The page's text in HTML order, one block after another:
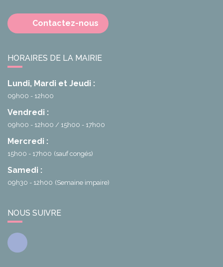
Contactez-nous
HORAIRES DE LA MAIRIE
Lundi, Mardi et Jeudi :
09h00 - 12h00
Vendredi :
09h00 - 12h00 15h00 - 17h00
Mercredi :
15h00 - 17h00 (sauf congés)
Samedi :
09h30 - 12h00 (Semaine impaire)
NOUS SUIVRE
Facebook